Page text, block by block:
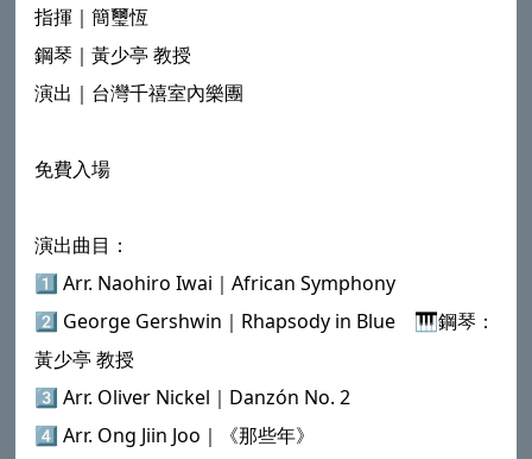
指揮｜簡璽恆
鋼琴｜黃少亭 教授
演出｜台灣千禧室內樂團
免費入場
演出曲目：
1️⃣ Arr. Naohiro Iwai｜African Symphony
2️⃣ George Gershwin｜Rhapsody in Blue 🎹鋼琴：
黃少亭 教授
3️⃣ Arr. Oliver Nickel｜Danzón No. 2
4️⃣ Arr. Ong Jiin Joo｜《那些年》